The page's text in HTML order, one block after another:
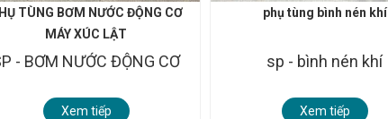
TÙNG BƠM NƯỚC ĐỘNG CƠ
MÁY XÚC LẬT
- BƠM NƯỚC ĐỘNG CƠ
Xem tiếp
phụ tùng bình nén khí
sp - bình nén khí
Xem tiếp